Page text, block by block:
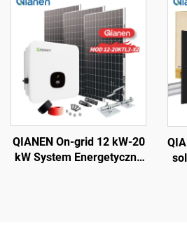
kW Systemy Energetyczne
On-Grid z Krzemu
Polikrystalicznego z
kontrolerem MPPT
QIANEN On-grid 12 kW-20
kW System Energetyczny